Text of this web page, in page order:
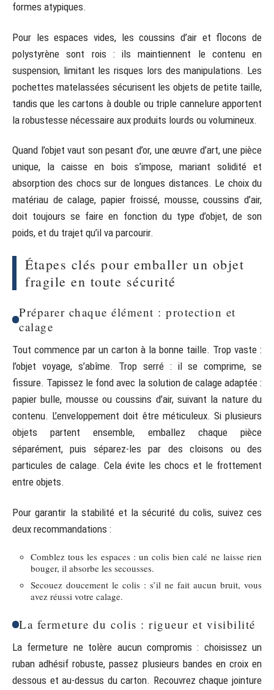
formes atypiques.
Pour les espaces vides, les coussins d’air et flocons de
polystyrène sont rois : ils maintiennent le contenu en
suspension, limitant les risques lors des manipulations. Les
pochettes matelassées sécurisent les objets de petite taille,
tandis que les cartons à double ou triple cannelure apportent
la robustesse nécessaire aux produits lourds ou volumineux.
Quand l’objet vaut son pesant d’or, une œuvre d’art, une pièce
unique, la caisse en bois s’impose, mariant solidité et
absorption des chocs sur de longues distances. Le choix du
matériau de calage, papier froissé, mousse, coussins d’air,
doit toujours se faire en fonction du type d’objet, de son
poids, et du trajet qu’il va parcourir.
Étapes clés pour emballer un objet
fragile en toute sécurité
Préparer chaque élément : protection et
calage
Tout commence par un carton à la bonne taille. Trop vaste :
l’objet voyage, s’abîme. Trop serré : il se comprime, se
fissure. Tapissez le fond avec la solution de calage adaptée :
papier bulle, mousse ou coussins d’air, suivant la nature du
contenu. L’enveloppement doit être méticuleux. Si plusieurs
objets partent ensemble, emballez chaque pièce
séparément, puis séparez-les par des cloisons ou des
particules de calage. Cela évite les chocs et le frottement
entre objets.
Pour garantir la stabilité et la sécurité du colis, suivez ces
deux recommandations :
Comblez tous les espaces : un colis bien calé ne laisse rien
bouger, il absorbe les secousses.
Secouez doucement le colis : s’il ne fait aucun bruit, vous
avez réussi votre calage.
La fermeture du colis : rigueur et visibilité
La fermeture ne tolère aucun compromis : choisissez un
ruban adhésif robuste, passez plusieurs bandes en croix en
dessous et au-dessus du carton. Recouvrez chaque jointure